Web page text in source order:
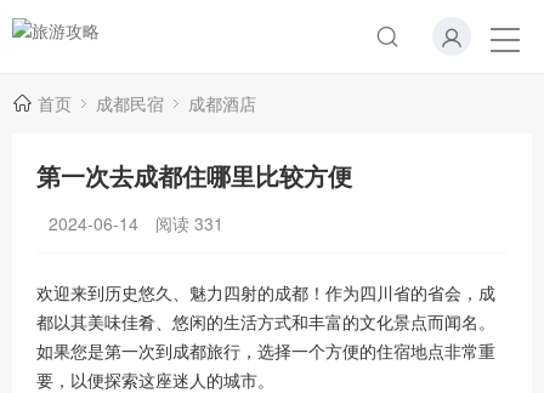
首页 成都民宿 成都酒店
第一次去成都住哪里比较方便
2024-06-14 阅读 331
欢迎来到历史悠久、魅力四射的成都！作为四川省的省会，成
都以其美味佳肴、悠闲的生活方式和丰富的文化景点而闻名。
如果您是第一次到成都旅行，选择一个方便的住宿地点非常重
要，以便探索这座迷人的城市。